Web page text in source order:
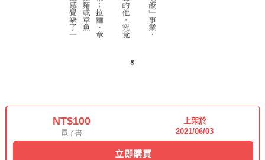
NT$100
電子書
上架於
2021/06/03
立即購買